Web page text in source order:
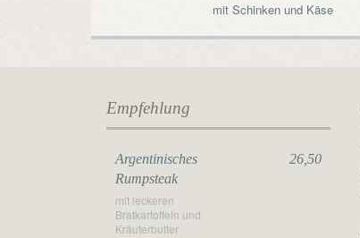
mit Schinken und Käse
Empfehlung
Argentinisches
Rumpsteak
26,50
mit leckeren
Bratkartoffeln und
Kräuterbutter